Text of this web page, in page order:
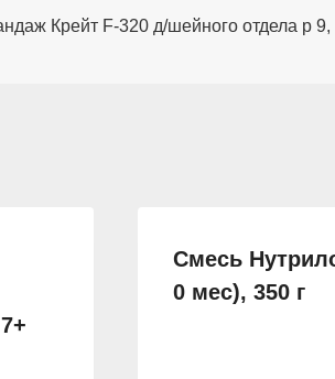
Крейт F-320 д/шейного отдела р
Смесь
0 мес), 350 г